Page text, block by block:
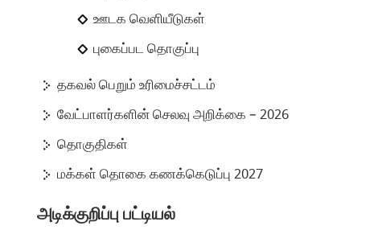
ஊடக வெளியீடுகள்
புகைப்பட தொகுப்பு
தகவல் பெறும் உரிமைச்சட்டம்
வேட்பாளர்களின் செலவு அறிக்கை – 2026
தொகுதிகள்
மக்கள் தொகை கணக்கெடுப்பு 2027
அடிக்குறிப்பு பட்டியல்